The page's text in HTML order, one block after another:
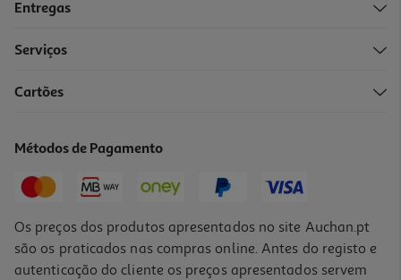
Entregas
Serviços
Cartões
Métodos de Pagamento
Os preços dos produtos apresentados no site Auchan.pt
são os praticados nas compras online. Antes do registo e
autenticação do cliente os preços apresentados servem